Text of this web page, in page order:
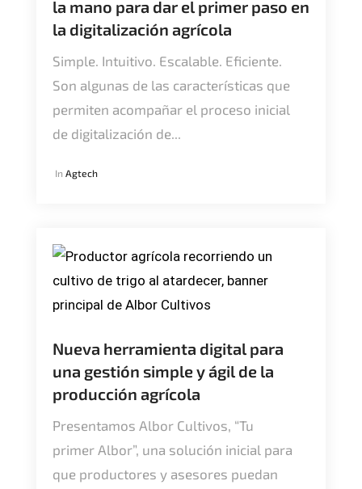
la mano para dar el primer paso en
la digitalización agrícola
Simple. Intuitivo. Escalable. Eficiente.
Son algunas de las características que
permiten acompañar el proceso inicial
de digitalización de...
In Agtech
Nueva herramienta digital para
una gestión simple y ágil de la
producción agrícola
Presentamos Albor Cultivos, “Tu
primer Albor”, una solución inicial para
que productores y asesores puedan